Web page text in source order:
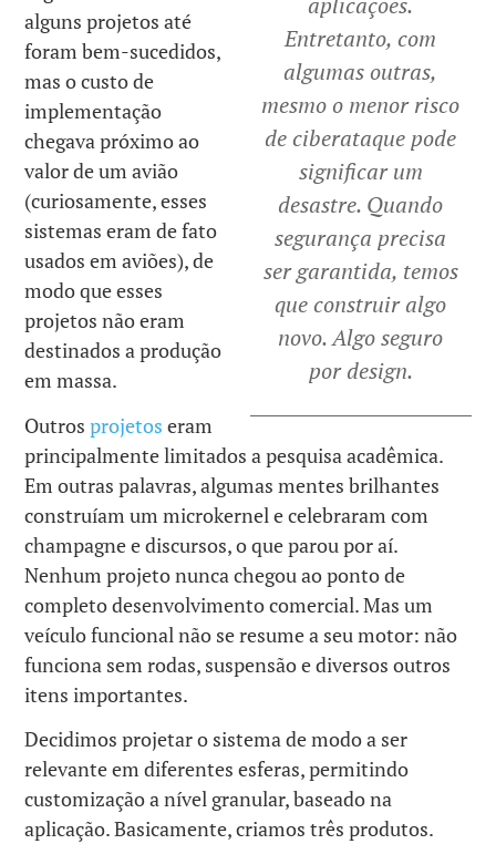
Entretanto, com
algumas outras,
mesmo o menor risco
de ciberataque pode
significar um
desastre. Quando
segurança precisa
ser garantida, temos
que construir algo
novo. Algo seguro
por design.
alguns projetos até
foram bem-sucedidos,
mas o custo de
implementação
chegava próximo ao
valor de um avião
(curiosamente, esses
sistemas eram de fato
usados em aviões), de
modo que esses
projetos não eram
destinados a produção
em massa.
Outrosprojetos eram
principalmente limitados a pesquisa acadêmica.
Em outras palavras, algumas mentes brilhantes
construíam um microkernel e celebraram com
champagne e discursos, o que parou por aí.
Nenhum projeto nunca chegou ao ponto de
completo desenvolvimento comercial. Mas um
veículo funcional não se resume a seu motor: não
funciona sem rodas, suspensão e diversos outros
itens importantes.
Decidimos projetar o sistema de modo a ser
relevante em diferentes esferas, permitindo
customização a nível granular, baseado na
aplicação. Basicamente, criamos três produtos.